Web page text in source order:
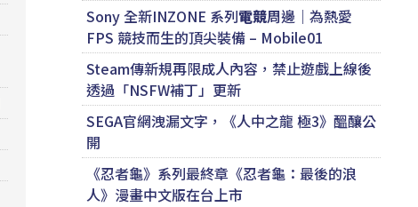
Sony 全新INZONE 系列電競周邊｜為熱愛
FPS 競技而生的頂尖裝備 – Mobile01
Steam傳新規再限成人內容，禁止遊戲上線後
透過「NSFW補丁」更新
SEGA官網洩漏文字，《人中之龍 極3》醞釀公
開
《忍者龜》系列最終章《忍者龜：最後的浪
人》漫畫中文版在台上市